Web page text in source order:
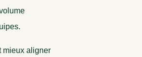
mieux aligner